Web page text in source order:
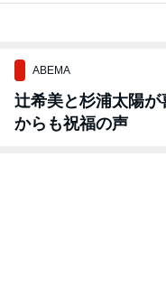
ABEMA
辻希美と杉浦太陽
からも祝福の声